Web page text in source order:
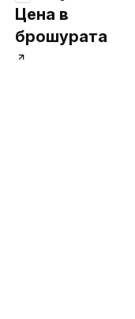
Цена в
брошурата